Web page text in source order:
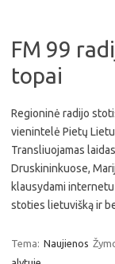
FM 99
topai
Regioninė radijo
vienintelė Pietų
Transliuojamas
Druskininkuose,
klausydami
stoties lietuvišką ir
Tema: Naujienos